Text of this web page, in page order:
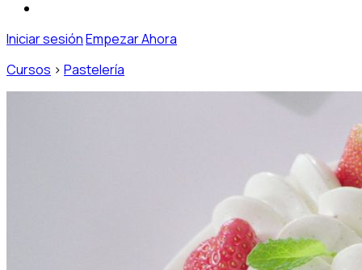
Iniciar sesiónEmpezar Ahora
Cursos > Pastelería